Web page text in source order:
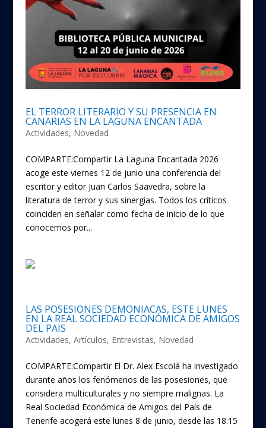
EL TERROR LITERARIO Y SU PRESENCIA EN
CANARIAS EN LA LAGUNA ENCANTADA
Actividades, Novedad
COMPARTE:Compartir La Laguna Encantada 2026
acoge este viernes 12 de junio una conferencia del
escritor y editor Juan Carlos Saavedra, sobre la
literatura de terror y sus sinergias. Todos los críticos
coinciden en señalar como fecha de inicio de lo que
conocemos por...
LAS POSESIONES DEMONIACAS, ESTE LUNES
EN LA REAL SOCIEDAD ECONÓMICA DE AMIGOS
DEL PAIS
Actividades, Artículos, Entrevistas, Novedad
COMPARTE:Compartir El Dr. Alex Escolá ha investigado
durante años los fenómenos de las posesiones, que
considera multiculturales y no siempre malignas. La
Real Sociedad Económica de Amigos del País de
Tenerife acogerá este lunes 8 de junio, desde las 18:15